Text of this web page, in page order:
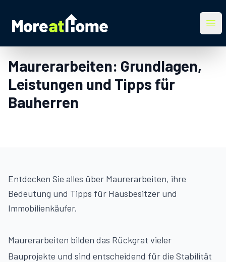
More at Home
Maurerarbeiten: Grundlagen,
Leistungen und Tipps für
Bauherren
Entdecken Sie alles über Maurerarbeiten, ihre
Bedeutung und Tipps für Hausbesitzer und
Immobilienkäufer.
Maurerarbeiten bilden das Rückgrat vieler
Bauprojekte und sind entscheidend für die Stabilität